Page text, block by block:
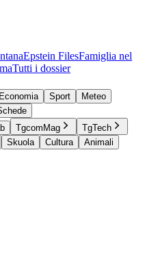
Epstein FilesFamiglia nel
Tutti i dossier
Economia Sport
Meteo
TgcomMag
TgTech
Skuola Cultura
Animali